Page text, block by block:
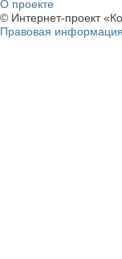
О проекте
© Интернет-проект
Правовая информация